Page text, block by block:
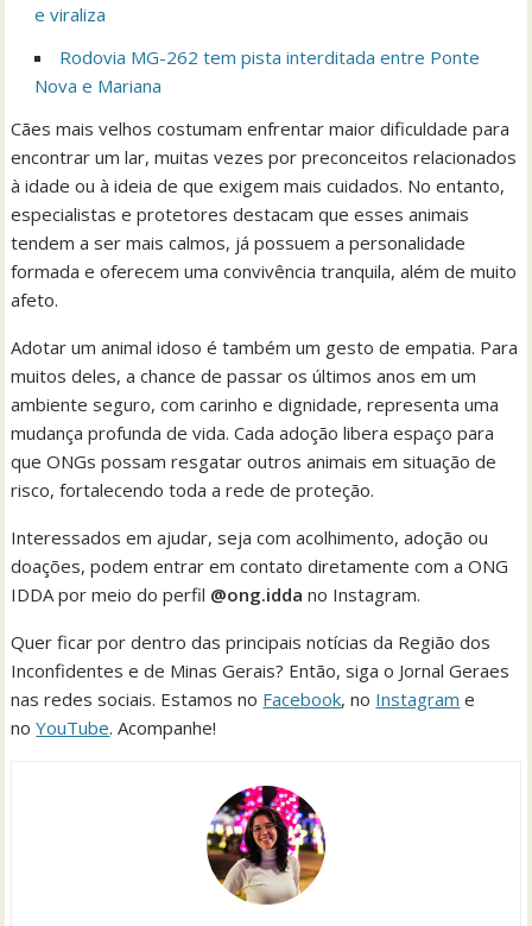
e viraliza
Rodovia MG-262 tem pista interditada entre Ponte
Nova e Mariana
Cães mais velhos costumam enfrentar maior dificuldade para
encontrar um lar, muitas vezes por preconceitos relacionados
à idade ou à ideia de que exigem mais cuidados. No entanto,
especialistas e protetores destacam que esses animais
tendem a ser mais calmos, já possuem a personalidade
formada e oferecem uma convivência tranquila, além de muito
afeto.
Adotar um animal idoso é também um gesto de empatia. Para
muitos deles, a chance de passar os últimos anos em um
ambiente seguro, com carinho e dignidade, representa uma
mudança profunda de vida. Cada adoção libera espaço para
que ONGs possam resgatar outros animais em situação de
risco, fortalecendo toda a rede de proteção.
Interessados em ajudar, seja com acolhimento, adoção ou
doações, podem entrar em contato diretamente com a ONG
IDDA por meio do perfil @ong.idda no Instagram.
Quer ficar por dentro das principais notícias da Região dos
Inconfidentes e de Minas Gerais? Então, siga o Jornal Geraes
nas redes sociais. Estamos no Facebook, no Instagram e
noYouTube. Acompanhe!